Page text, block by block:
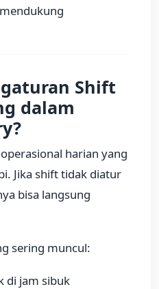
Shift
dalam
harian yang
Jika shift tidak diatur
bisa langsung
sering muncul:
di jam sibuk